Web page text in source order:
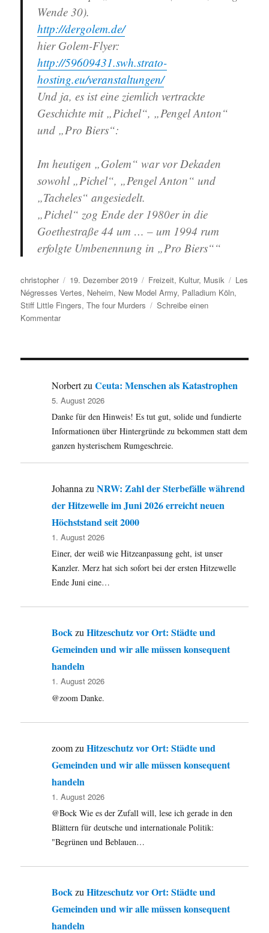
Wende 30).
http://dergolem.de/
hier Golem-Flyer:
http://59609431.swh.strato-
hosting.eu/veranstaltungen/
Und ja, es ist eine ziemlich vertrackte
Geschichte mit „Pichel“, „Pengel Anton“
und „Pro Biers“:
Im heutigen „Golem“ war vor Dekaden
sowohl „Pichel“, „Pengel Anton“ und
„Tacheles“ angesiedelt.
„Pichel“ zog Ende der 1980er in die
Goethestraße 44 um … – um 1994 rum
erfolgte Umbenennung in „Pro Biers““
Autor
christopher
Veröffentlicht
am
19. Dezember 2019 Kategorien
Freizeit, Kultur, Musik
Les
Négresses Vertes, Neheim, New Model Army, Palladium Köln,
Stiff Little Fingers,The four Murders
Schreibe einen
Kommentarzu
und
Tipp
den
2.
Weihnachtstag:
Les
das
Doppel
von
der
Insel,
Stiff
Little
Fingers
New
Army
im
Palladium
und
The
Murders
Neheim
NorbertzuCeuta: Menschen als Katastrophen
5. August 2026
Danke für den Hinweis! Es tut gut, solide und fundierte
Informationen über Hintergründe zu bekommen statt dem
ganzen hysterischem Rumgeschreie.
JohannazuNRW: Zahl der Sterbefälle während
der Hitzewelle im Juni 2026 erreicht neuen
Höchststand seit 2000
1. August 2026
Einer, der weiß wie Hitzeanpassung geht, ist unser
Kanzler. Merz hat sich sofort bei der ersten Hitzewelle
Ende Juni eine…
BockzuHitzeschutz vor Ort: Städte und
Gemeinden und wir alle müssen konsequent
handeln
1. August 2026
@zoom Danke.
zoomzuHitzeschutz vor Ort: Städte und
Gemeinden und wir alle müssen konsequent
handeln
1. August 2026
@Bock Wie es der Zufall will, lese ich gerade in den
Blättern für deutsche und internationale Politik:
"Begrünen und Beblauen…
Bock zuHitzeschutz vor Ort: Städte und
Gemeinden und wir alle müssen konsequent
handeln